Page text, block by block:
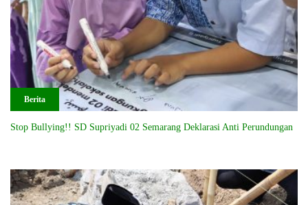
Berita
Stop Bullying!! SD Supriyadi 02 Semarang Deklarasi Anti Perundungan